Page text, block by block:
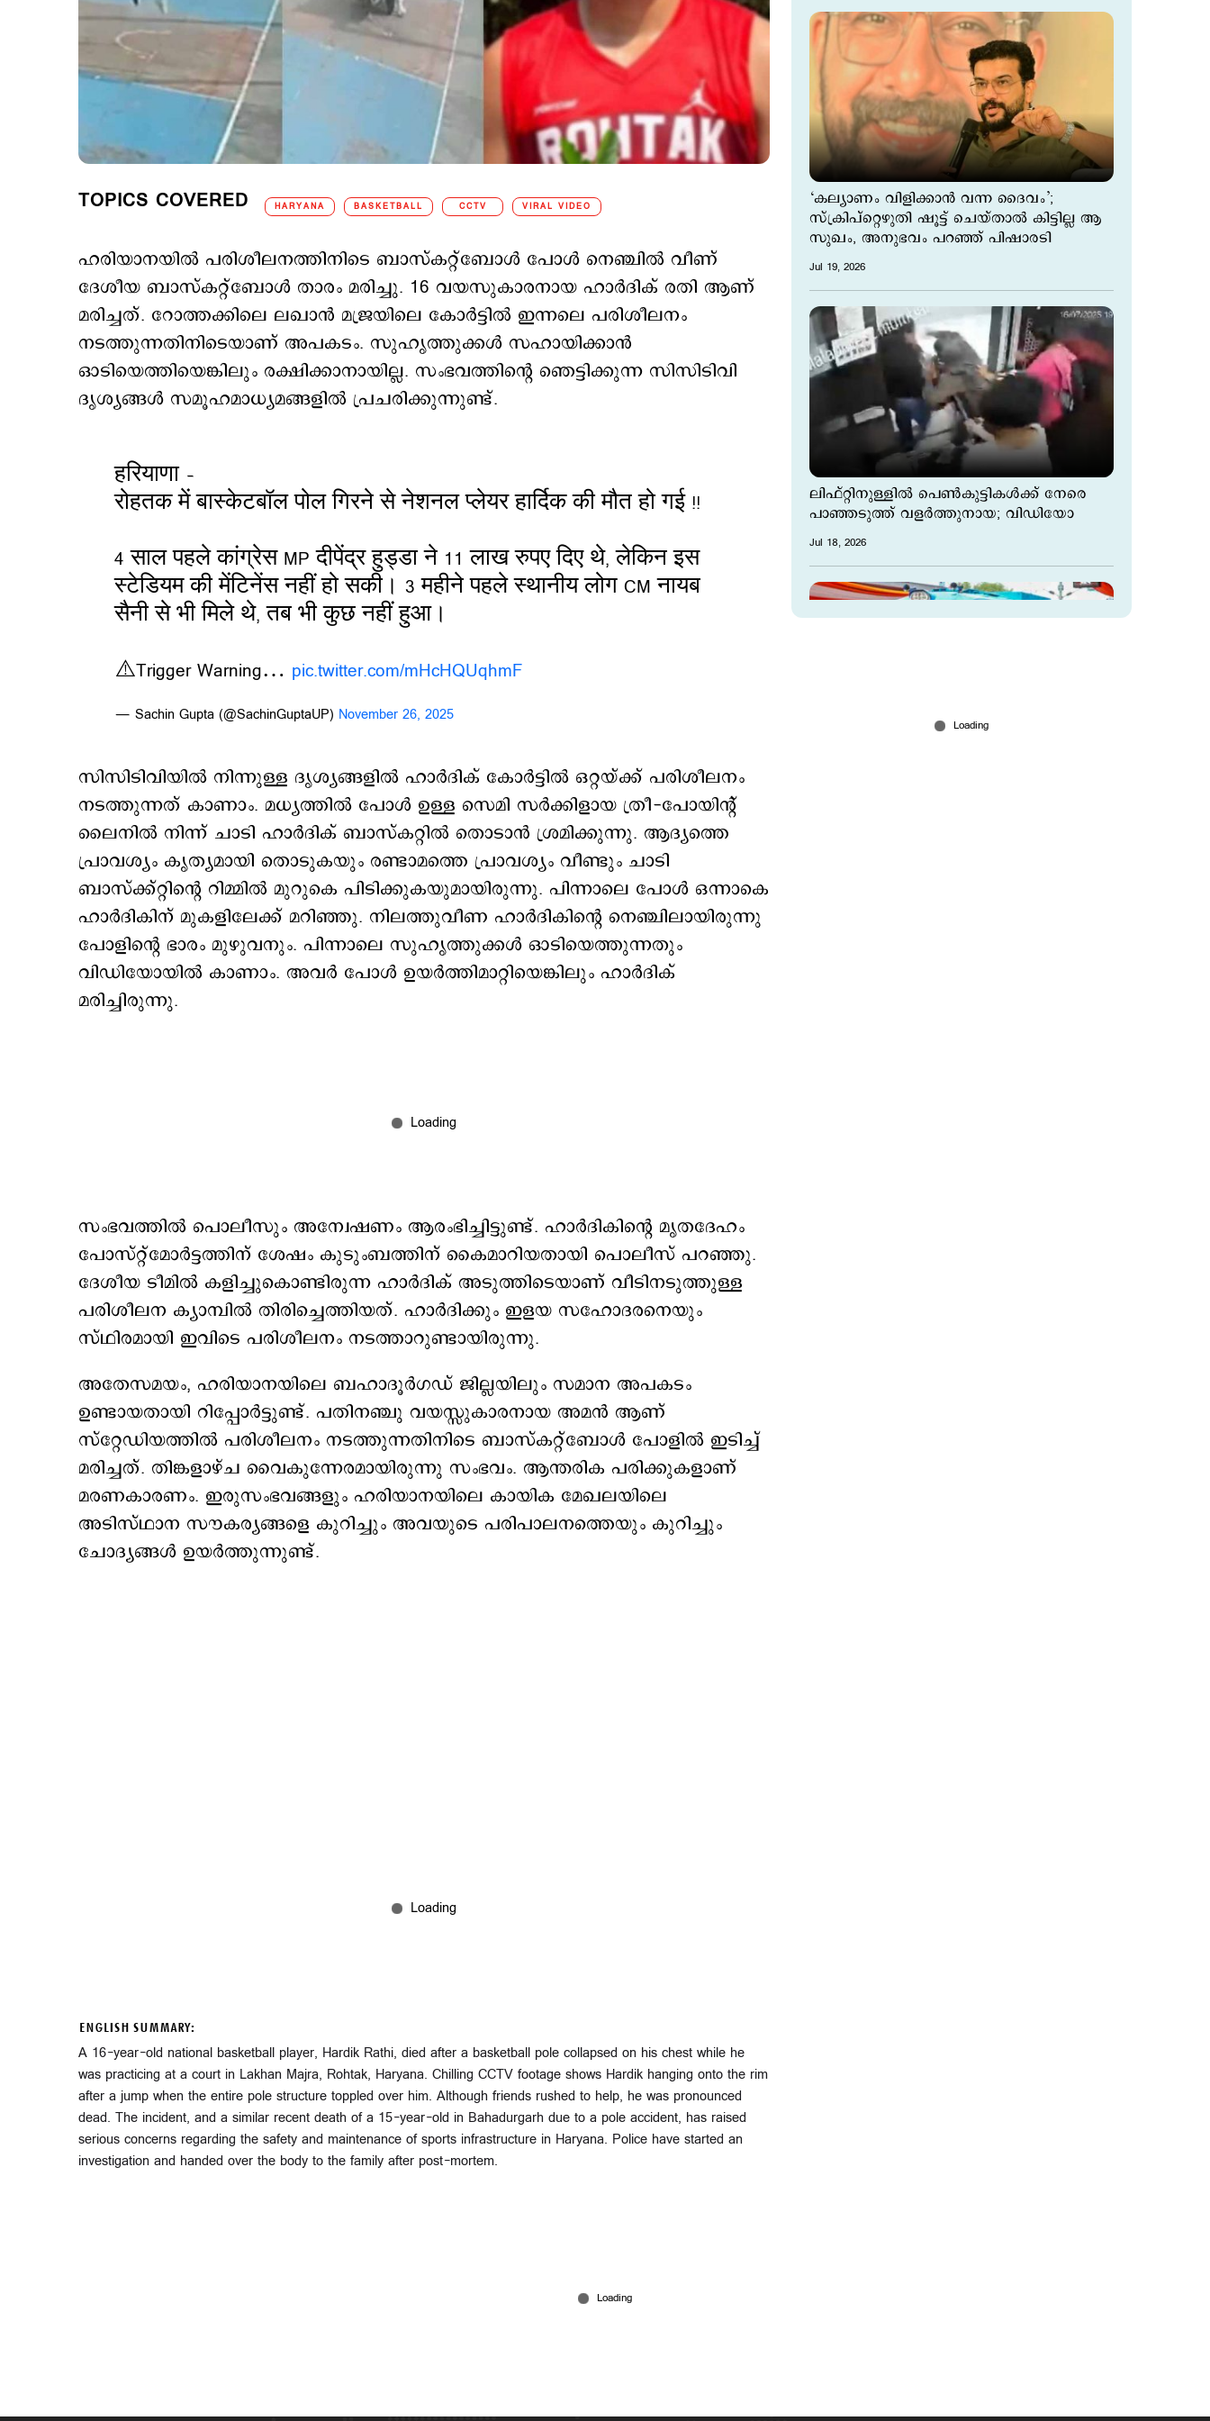
TOPICS COVERED HARYANA BASKETBALL CCTV VIRAL VIDEO
ഹരിയാനയില്‍ പരിശീലനത്തിനിടെ ബാസ്കറ്റ്ബോൾ പോള്‍ നെഞ്ചിൽ വീണ്
ദേശീയ ബാസ്കറ്റ്ബോൾ താരം മരിച്ചു. 16 വയസുകാരനായ ഹാര്‍ദിക് രതി ആണ്
മരിച്ചത്. റോത്തക്കിലെ ലഖാൻ മജ്രയിലെ കോർട്ടിൽ ഇന്നലെ പരിശീലനം
നടത്തുന്നതിനിടെയാണ് അപകടം. സുഹൃത്തുക്കൾ സഹായിക്കാൻ
ഓടിയെത്തിയെങ്കിലും രക്ഷിക്കാനായില്ല. സംഭവത്തിന്റെ ഞെട്ടിക്കുന്ന സിസിടിവി
ദൃശ്യങ്ങള്‍ സമൂഹമാധ്യമങ്ങളില്‍ പ്രചരിക്കുന്നുണ്ട്.
हरियाणा –
रोहतक में बास्केटबॉल पोल गिरने से नेशनल प्लेयर हार्दिक की मौत हो गई !!
4 साल पहले कांग्रेस MP दीपेंद्र हुड्डा ने 11 लाख रुपए दिए थे, लेकिन इस
स्टेडियम की मेंटिनेंस नहीं हो सकी। 3 महीने पहले स्थानीय लोग CM नायब
सैनी से भी मिले थे, तब भी कुछ नहीं हुआ।
⚠️Trigger Warning… pic.twitter.com/mHcHQUqhmF
— Sachin Gupta (@SachinGuptaUP) November 26, 2025
സിസി‍‍ടിവിയില്‍ നിന്നുള്ള ദൃശ്യങ്ങളില്‍ ഹാർദിക് കോർട്ടിൽ ഒറ്റയ്ക്ക് പരിശീലനം
നടത്തുന്നത് കാണാം. മധ്യത്തിൽ പോൾ ഉള്ള സെമി സർക്കിളായ ത്രീ-പോയിന്റ്
ലൈനിൽ നിന്ന് ചാടി ഹാര്‍ദിക് ബാസ്കറ്റിൽ തൊടാന്‍ ശ്രമിക്കുന്നു. ആദ്യത്തെ
പ്രാവശ്യം കൃത്യമായി തൊടുകയും രണ്ടാമത്തെ പ്രാവശ്യം വീണ്ടും ചാടി
ബാസ്ക്ക്റ്റിന്‍റെ റിമ്മില്‍ മുറുകെ പിടിക്കുകയുമായിരുന്നു. പിന്നാലെ പോള്‍ ഒന്നാകെ
ഹാര്‍ദികിന് മുകളിലേക്ക് മറിഞ്ഞു. നിലത്തുവീണ ഹാര്‍ദികിന്‍റെ നെഞ്ചിലായിരുന്നു
പോളിന്‍റെ ഭാരം മുഴുവനും. പിന്നാലെ സുഹൃത്തുക്കള്‍ ഓടിയെത്തുന്നതും
വിഡിയോയില്‍ കാണാം. അവർ പോള്‍ ഉയര്‍ത്തിമാറ്റിയെങ്കിലും ഹാര്‍ദിക്
മരിച്ചിരുന്നു.
സംഭവത്തില്‍ പൊലീസും അന്വേഷണം ആരംഭിച്ചിട്ടുണ്ട്. ഹാര്‍ദികിന്‍റെ മൃതദേഹം
പോസ്റ്റ്‌മോർട്ടത്തിന് ശേഷം കുടുംബത്തിന് കൈമാറിയതായി പൊലീസ് പറഞ്ഞു.
ദേശീയ ടീമില്‍ കളിച്ചുകൊണ്ടിരുന്ന ഹാര്‍ദിക് അടുത്തിടെയാണ് വീടിനടുത്തുള്ള
പരിശീലന ക്യാമ്പിൽ തിരിച്ചെത്തിയത്. ഹാർദിക്കും ഇളയ സഹോദരനെയും
സ്ഥിരമായി ഇവിടെ പരിശീലനം നടത്താറുണ്ടായിരുന്നു.
അതേസമയം, ഹരിയാനയിലെ ബഹാദൂർഗഡ് ജില്ലയിലും സമാന അപകടം
ഉണ്ടായതായി റിപ്പോര്‍ട്ടുണ്ട്. പതിനഞ്ചു വയസ്സുകാരനായ അമൻ ആണ്
സ്റ്റേഡിയത്തിൽ പരിശീലനം നടത്തുന്നതിനിടെ ബാസ്കറ്റ്ബോൾ പോളില്‍ ഇടിച്ച്
മരിച്ചത്. തിങ്കളാഴ്ച വൈകുന്നേരമായിരുന്നു സംഭവം. ആന്തരിക പരിക്കുകളാണ്
മരണകാരണം. ഇരുസംഭവങ്ങളും ഹരിയാനയിലെ കായിക മേഖലയിലെ
അടിസ്ഥാന സൗകര്യങ്ങളെ കുറിച്ചും അവയുടെ പരിപാലനത്തെയും കുറിച്ചും
ചോദ്യങ്ങൾ ഉയർത്തുന്നുണ്ട്.
ENGLISH SUMMARY:
A 16-year-old national basketball player, Hardik Rathi, died after a basketball pole collapsed on his chest while he
was practicing at a court in Lakhan Majra, Rohtak, Haryana. Chilling CCTV footage shows Hardik hanging onto the rim
after a jump when the entire pole structure toppled over him. Although friends rushed to help, he was pronounced
dead. The incident, and a similar recent death of a 15-year-old in Bahadurgarh due to a pole accident, has raised
serious concerns regarding the safety and maintenance of sports infrastructure in Haryana. Police have started an
investigation and handed over the body to the family after post-mortem.
‘കല്യാണം വിളിക്കാന്‍ വന്ന ദൈവം’;
സ്ക്രിപ്റ്റെഴുതി ഷൂട്ട് ചെയ്താല്‍ കിട്ടില്ല ആ
സുഖം, അനുഭവം പറഞ്ഞ് പിഷാരടി
Jul 19, 2026
ലിഫ്റ്റിനുള്ളിൽ പെൺകുട്ടികൾക്ക് നേരെ
പാഞ്ഞടുത്ത് വളര്‍ത്തുനായ; വിഡിയോ
Jul 18, 2026